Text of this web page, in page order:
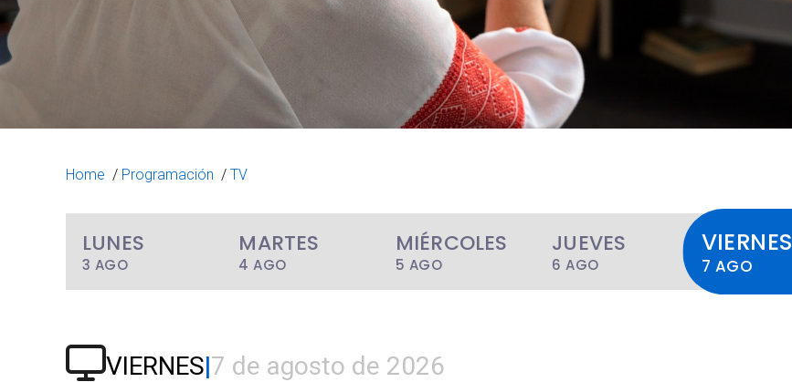
Home / Programación / TV
LUNES
3 AGO
MARTES
4 AGO
MIÉRCOLES
5 AGO
JUEVES
6 AGO
VIERNES
7 AGO
VIERNES|7 de agosto de 2026